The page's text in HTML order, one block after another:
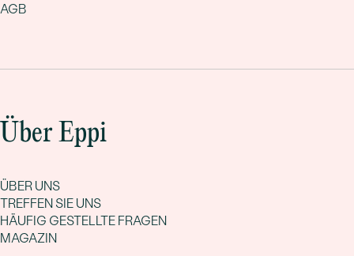
AGB
Über Eppi
ÜBER UNS
TREFFEN SIE UNS
HÄUFIG GESTELLTE FRAGEN
MAGAZIN